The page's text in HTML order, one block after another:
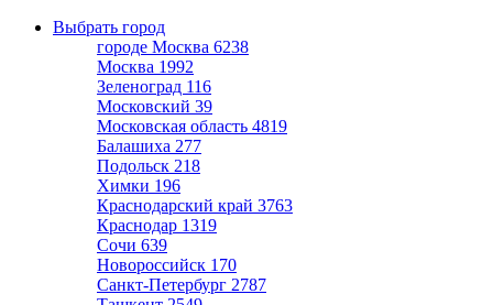
Выбрать город
городе Москва 6238
Москва 1992
Зеленоград 116
Московский 39
Московская область 4819
Балашиха 277
Подольск 218
Химки 196
Краснодарский край 3763
Краснодар 1319
Сочи 639
Новороссийск 170
Санкт-Петербург 2787